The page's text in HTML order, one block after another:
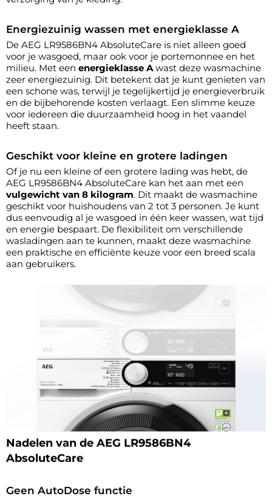
Energiezuinig wassen met energieklasse A
De AEG LR9586BN4 AbsoluteCare is niet alleen goed
voor je wasgoed, maar ook voor je portemonnee en het
milieu. Met een energieklasse Awast deze wasmachine
zeer energiezuinig. Dit betekent dat je kunt genieten van
een schone was, terwijl je tegelijkertijd je energieverbruik
en de bijbehorende kosten verlaagt. Een slimme keuze
voor iedereen die duurzaamheid hoog in het vaandel
heeft staan.
Geschikt voor kleine en grotere ladingen
Of je nu een kleine of een grotere lading was hebt, de
AEG LR9586BN4 AbsoluteCare kan het aan met een
vulgewicht van 8 kilogram. Dit maakt de wasmachine
geschikt voor huishoudens van 2 tot 3 personen. Je kunt
dus eenvoudig al je wasgoed in één keer wassen, wat tijd
en energie bespaart. De flexibiliteit om verschillende
wasladingen aan te kunnen, maakt deze wasmachine
een praktische en efficiënte keuze voor een breed scala
aan gebruikers.
Nadelen van de AEG LR9586BN4
AbsoluteCare
Geen AutoDose functie